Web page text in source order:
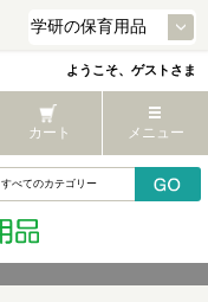
ようこそ、ゲストさま
カート メニュー